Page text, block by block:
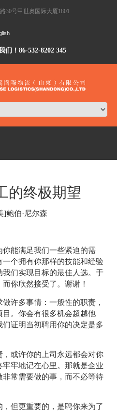
30号甲世奥国际大厦1801
们！86-532-8202 345
的终极期望
]鲍伯·尼尔森
能满足我们一些紧迫的需
个拥有你那样的技能和经验
们实现目标的最佳人选。于
你欣然接受了。谢谢！
许多事情：一般性的职责，
。你会有很多机会超越他
们证明当初聘用你的决定是多
或许你的上司永远都会对你
牢地记在心里。那就是企业
常需要做的事，而不必等待
但更重要的，是聘你来为了